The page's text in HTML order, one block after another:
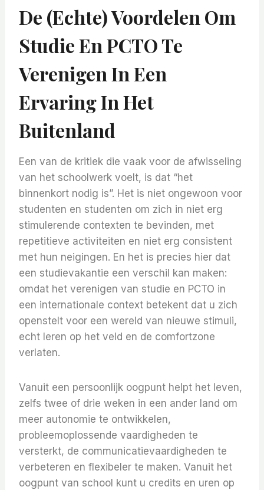
De (echte) Voordelen Om
Studie En PCTO Te
Verenigen In Een
Ervaring In Het
Buitenland
Een van de kritiek die vaak voor de afwisseling
van het schoolwerk voelt, is dat “het
binnenkort nodig is”. Het is niet ongewoon voor
studenten en studenten om zich in niet erg
stimulerende contexten te bevinden, met
repetitieve activiteiten en niet erg consistent
met hun neigingen. En het is precies hier dat
een studievakantie een verschil kan maken:
omdat het verenigen van studie en PCTO in
een internationale context betekent dat u zich
openstelt voor een wereld van nieuwe stimuli,
echt leren op het veld en de comfortzone
verlaten.
Vanuit een persoonlijk oogpunt helpt het leven,
zelfs twee of drie weken in een ander land om
meer autonomie te ontwikkelen,
probleemoplossende vaardigheden te
versterkt, de communicatievaardigheden te
verbeteren en flexibeler te maken. Vanuit het
oogpunt van school kunt u credits en uren op